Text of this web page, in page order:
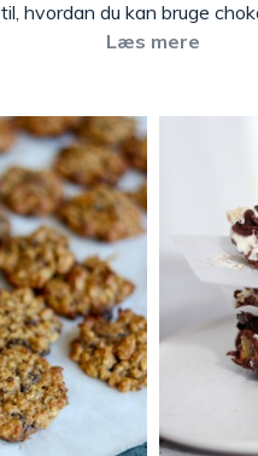
til, hvordan du kan bruge
Læs mere